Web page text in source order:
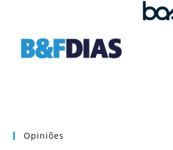
Opiniões